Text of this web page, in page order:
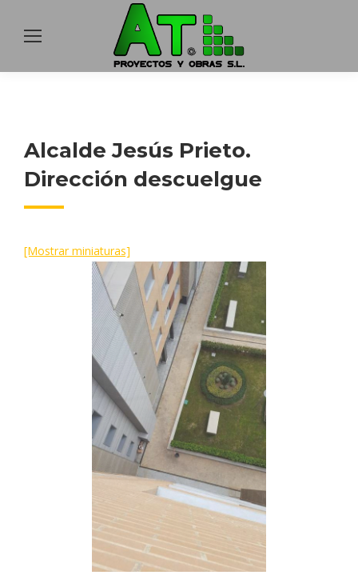
Alcalde Jesús Prieto.
Dirección descuelgue
[Mostrar miniaturas]